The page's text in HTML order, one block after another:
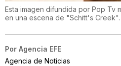
Esta imagen difundida por Pop Tv
en una escena de "Schitt's
Por Agencia EFE
Agencia de Noticias